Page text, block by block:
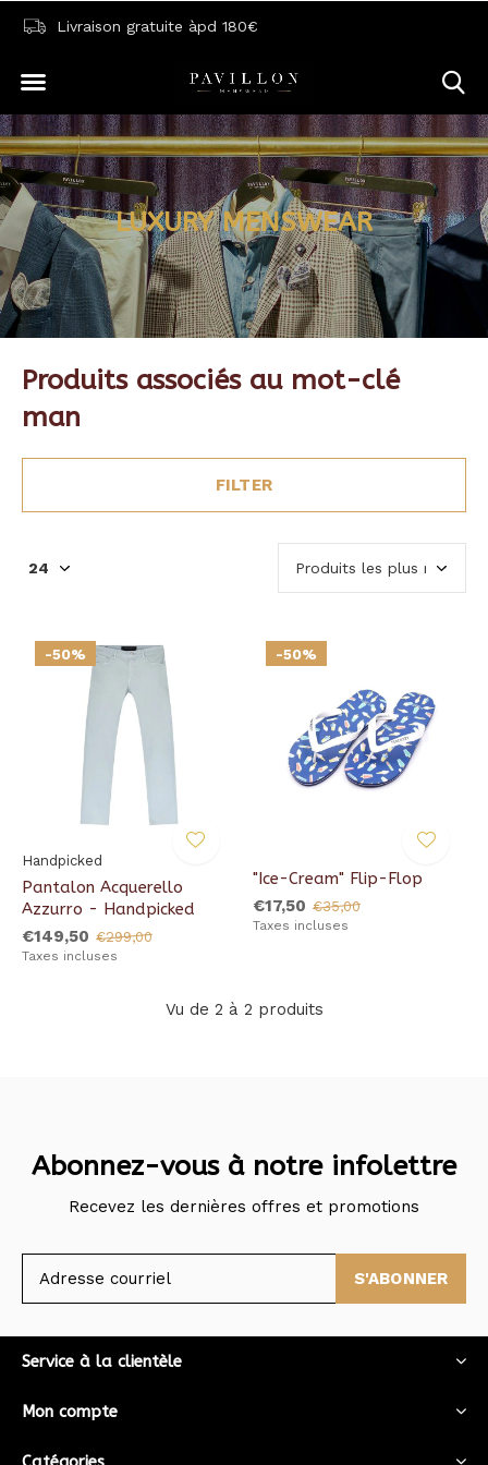
Livraison gratuite àpd 180€
LUXURY MENSWEAR
Produits associés au mot-clé
man
FILTER
-50%
Handpicked
Pantalon Acquerello
Azzurro - Handpicked
€149,50 €299,00
Taxes incluses
-50%
"Ice-Cream" Flip-Flop
€17,50 €35,00
Taxes incluses
Vu de 2 à 2 produits
Abonnez-vous à notre infolettre
Recevez les dernières offres et promotions
S'ABONNER
Service à la clientèle
Mon compte